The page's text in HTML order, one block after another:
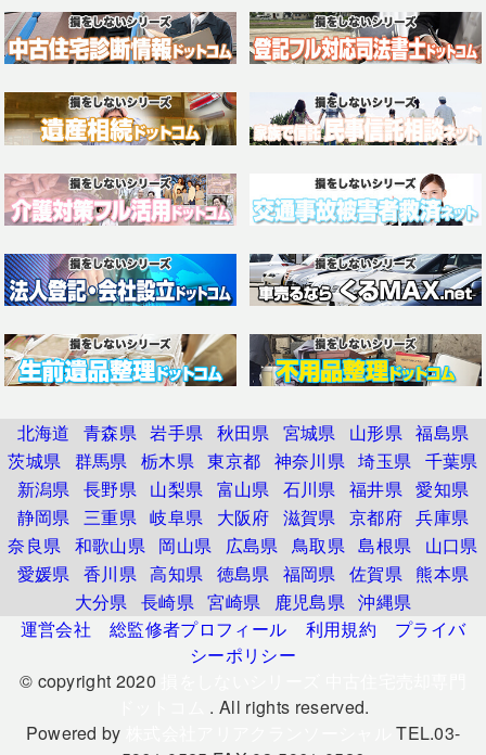
北海道 青森県 岩手県 秋田県 宮城県 山形県 福島県
茨城県 群馬県 栃木県 東京都 神奈川県 埼玉県 千葉県
新潟県 長野県 山梨県 富山県 石川県 福井県 愛知県
静岡県 三重県 岐阜県 大阪府 滋賀県 京都府 兵庫県
奈良県 和歌山県 岡山県 広島県 鳥取県 島根県
山口県
愛媛県 香川県 高知県 徳島県 福岡県 佐賀県 熊本県
大分県 長崎県 宮崎県 鹿児島県 沖縄県
運営会社
総監修者プロフィール 利用規約
プライバ
シーポリシー
© copyright 2020
. All rights reserved.
Powered by
TEL.03-